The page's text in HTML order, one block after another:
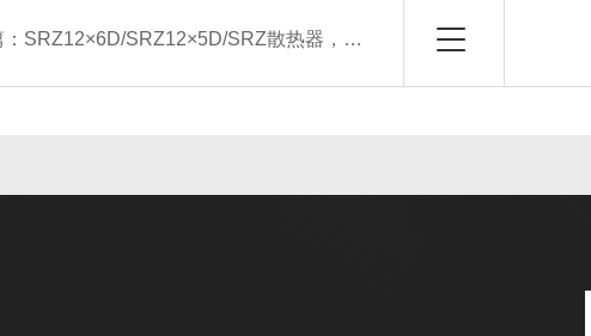
SRZ12×6D/SRZ12×5D/SRZ散热器，空气加热器